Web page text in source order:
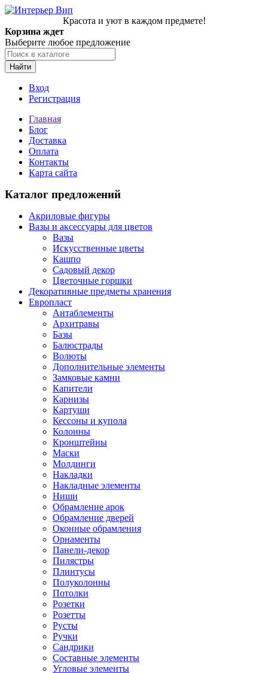
Красота и уют в каждом предмете!
Корзина ждет
Выберите любое предложение
Найти
Вход
Регистрация
Главная
Блог
Доставка
Оплата
Контакты
Карта сайта
Каталог предложений
Акриловые фигуры
Вазы и аксессуары для цветов
Вазы
Искусственные цветы
Кашпо
Садовый декор
Цветочные горшки
Декоративные предметы хранения
Европласт
Антаблементы
Архитравы
Базы
Балюстрады
Волюты
Дополнительные элементы
Замковые камни
Капители
Карнизы
Картуши
Кессоны и купола
Колонны
Кронштейны
Маски
Молдинги
Накладки
Накладные элементы
Ниши
Обрамление арок
Обрамление дверей
Оконные обрамления
Орнаменты
Панели-декор
Пилястры
Плинтусы
Полуколонны
Потолки
Розетки
Розетты
Русты
Ручки
Сандрики
Составные элементы
Угловые элементы